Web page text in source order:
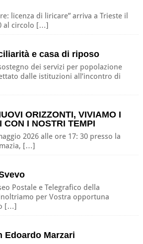
licenza di liricare” arriva a Trieste il
al circolo […]
e casa di riposo
dei servizi per popolazione
dalle istituzioni all’incontro di
ORIZZONTI, VIVIAMO I
CON I NOSTRI TEMPI
2026 alle ore 17: 30 presso la
[…]
Postale e Telegrafico della
per Vostra opportuna
[…]
Edoardo Marzari